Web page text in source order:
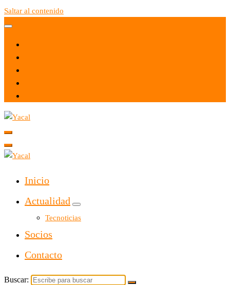
Saltar al contenido
Yacal micro hosting
Inicio
Actualidad
Tecnoticias
Socios
Contacto
Buscar: